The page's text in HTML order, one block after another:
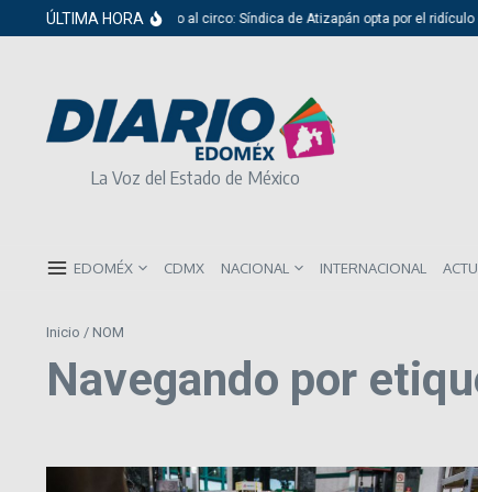
Saltar al contenido
ÚLTIMA HORADel cabildo al circo: Síndica de Atizapán opta por el ridículo
La Voz del Estado de México
EDOMÉX CDMX NACIONAL INTERNACIONAL
Inicio / NOM
Navegando por